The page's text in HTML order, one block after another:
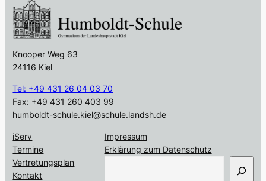
Knooper Weg 63
24116 Kiel
Tel: +49 431 26 04 03 70
Fax: +49 431 260 403 99
humboldt-schule.kiel@schule.landsh.de
iServ
Termine
Vertretungsplan
Kontakt
Impressum
Erklärung zum Datenschutz